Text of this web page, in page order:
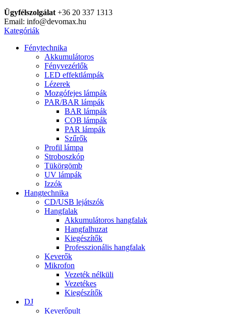
Ügyfélszolgálat +36 20 337 1313
Email: info@devomax.hu
Kategóriák
Fénytechnika
Akkumulátoros
Fényvezérlők
LED effektlámpák
Lézerek
Mozgófejes lámpák
PAR/BAR lámpák
BAR lámpák
COB lámpák
PAR lámpák
Szűrők
Profil lámpa
Stroboszkóp
Tükörgömb
UV lámpák
Izzók
Hangtechnika
CD/USB lejátszók
Hangfalak
Akkumulátoros hangfalak
Hangfalhuzat
Kiegészítők
Professzionális hangfalak
Keverők
Mikrofon
Vezeték nélküli
Vezetékes
Kiegészítők
DJ
Keverőpult